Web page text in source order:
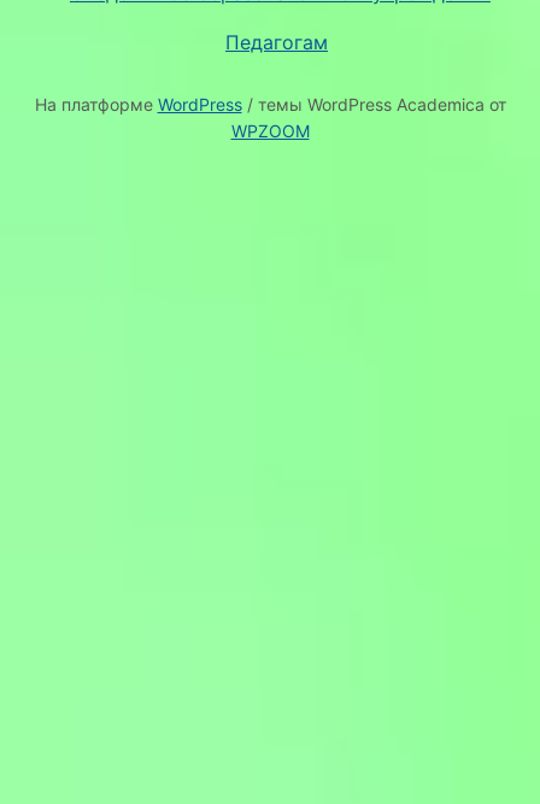
Педагогам
На платформе WordPress/ темы WordPress Academica от
WPZOOM